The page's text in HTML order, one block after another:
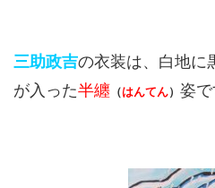
三助政吉の衣装は、白地に
が入った半纏 （はんてん） 姿で